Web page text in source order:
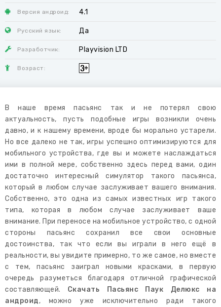
Версия андроид: 4.1
Русский язык: Да
Разработчик: Playvision LTD
Возраст:
В наше время пасьянс так и не потерял свою
актуальность, пусть подобные игры возникли очень
давно, и к нашему времени, вроде бы морально устарели.
Но все далеко не так, игры успешно оптимизируются для
мобильного устройства, где вы и можете наслаждаться
ими в полной мере, собственно здесь перед вами, один
достаточно интересный симулятор такого пасьянса,
который в любом случае заслуживает вашего внимания.
Собственно, это одна из самых известных игр такого
типа, которая в любом случае заслуживает ваше
внимание. При переносе на мобильное устройство, с одной
стороны пасьянс сохранил все свои основные
достоинства, так что если вы играли в него ещё в
реальности, вы увидите примерно, то же самое, но вместе
с тем, пасьянс заиграл новыми красками, в первую
очередь разуметься благодаря отличной графической
составляющей. Скачать Пасьянс Паук Делюкс на
андроид, можно уже исключительно ради такого